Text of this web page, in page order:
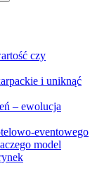
czy
i uniknąć
– ewolucja
eventowego
model